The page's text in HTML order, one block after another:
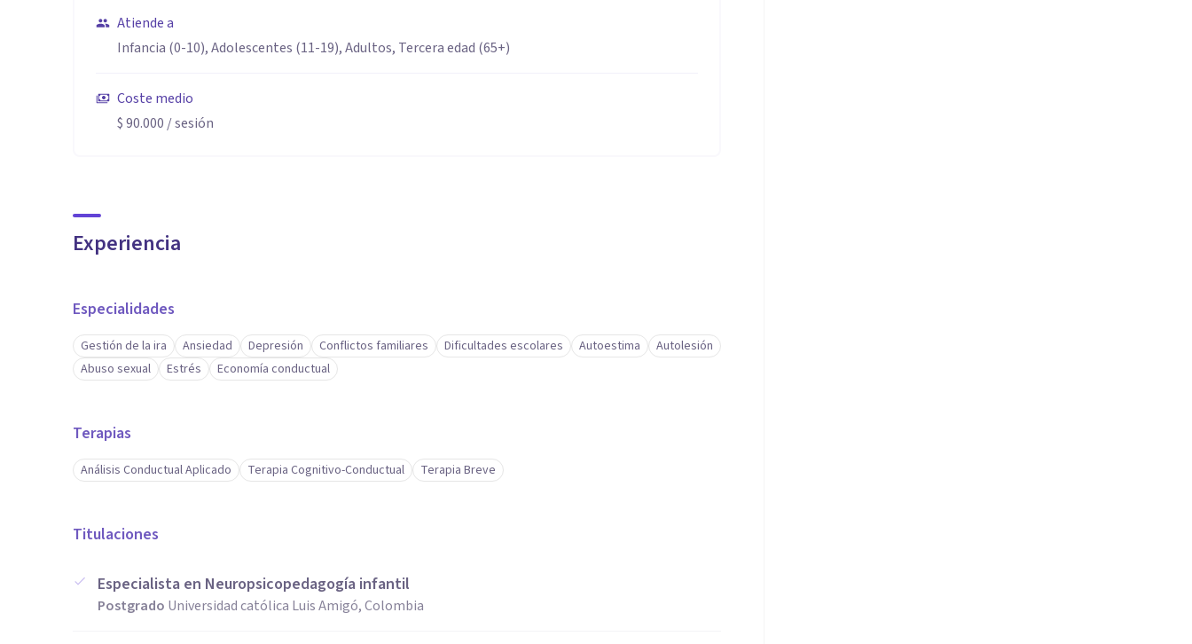
Atiende a
Infancia (0-10), Adolescentes (11-19), Adultos, Tercera edad (65+)
Coste medio
$ 90.000 / sesión
Experiencia
Especialidades
Gestión de la ira Ansiedad Depresión Conflictos familiares Dificultades escolares Autoestima
Autolesión
Abuso sexual
Estrés Economía conductual
Terapias
Análisis Conductual Aplicado Terapia Cognitivo-Conductual Terapia Breve
Titulaciones
Especialista en Neuropsicopedagogía infantil
Postgrado Universidad católica Luis Amigó, Colombia